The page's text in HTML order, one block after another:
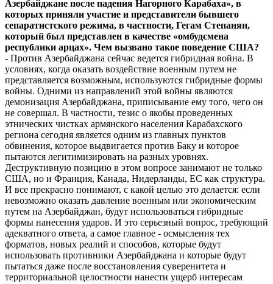
Азербайджане после падения Нагорного Карабаха», в
которых приняли участие и представители бывшего
сепаратистского режима, в частности, Гегам Степанян,
который был представлен в качестве «омбудсмена
республики арцах». Чем вызвано такое поведение США?
- Против Азербайджана сейчас ведется гибридная война. В
условиях, когда оказать воздействие военным путем не
представляется возможным, используются гибридные формы
войны. Одними из направлений этой войны являются
демонизация Азербайджана, приписывание ему того, чего он
не совершал. В частности, тезис о якобы проведенных
этнических чистках армянского населения Карабахского
региона сегодня является одним из главных пунктов
обвинения, которое выдвигается против Баку и которое
пытаются легитимизировать на разных уровнях.
Деструктивную позицию в этом вопросе занимают не только
США, но и Франция, Канада, Нидерланды, ЕС как структура.
И все прекрасно понимают, с какой целью это делается: если
невозможно оказать давление военным или экономическим
путем на Азербайджан, будут использоваться гибридные
формы нанесения ударов. И это серьезный вопрос, требующий
адекватного ответа, а самое главное - осмысления тех
форматов, новых реалий и способов, которые будут
использовать противники Азербайджана и которые будут
пытаться даже после восстановления суверенитета и
территориальной целостности нанести ущерб интересам